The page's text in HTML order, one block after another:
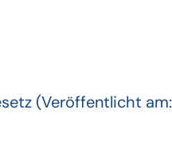
(Veröffentlicht am: